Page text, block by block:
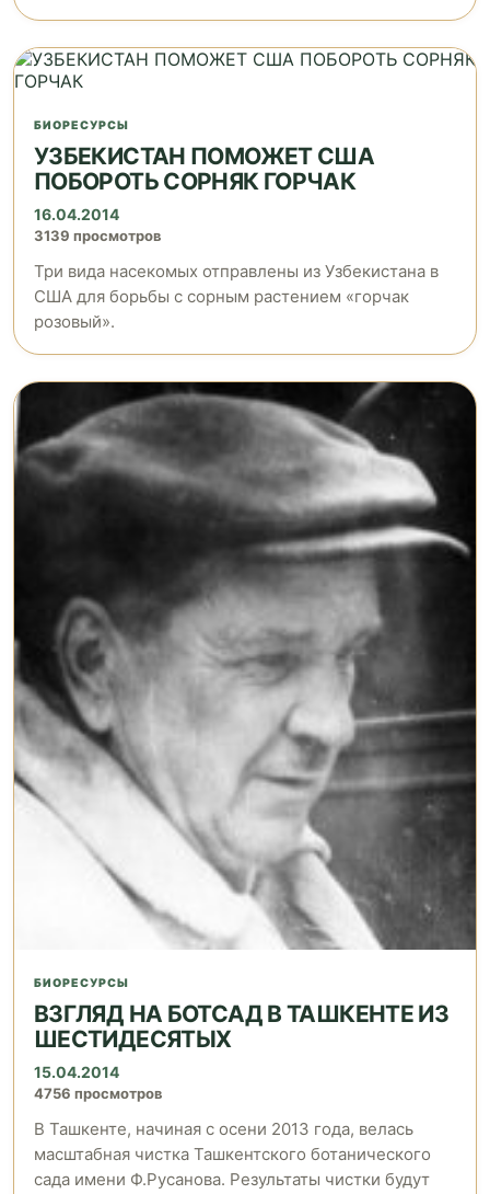
БИОРЕСУРСЫ
УЗБЕКИСТАН ПОМОЖЕТ США
ПОБОРОТЬ СОРНЯК ГОРЧАК
16.04.2014
3139 просмотров
Три вида насекомых отправлены из Узбекистана в
США для борьбы с сорным растением «горчак
розовый».
БИОРЕСУРСЫ
ВЗГЛЯД НА БОТСАД В ТАШКЕНТЕ ИЗ
ШЕСТИДЕСЯТЫХ
15.04.2014
4756 просмотров
В Ташкенте, начиная с осени 2013 года, велась
масштабная чистка Ташкентского ботанического
сада имени Ф.Русанова. Результаты чистки будут